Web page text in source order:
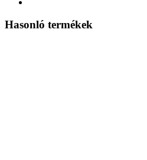
Hasonló termékek